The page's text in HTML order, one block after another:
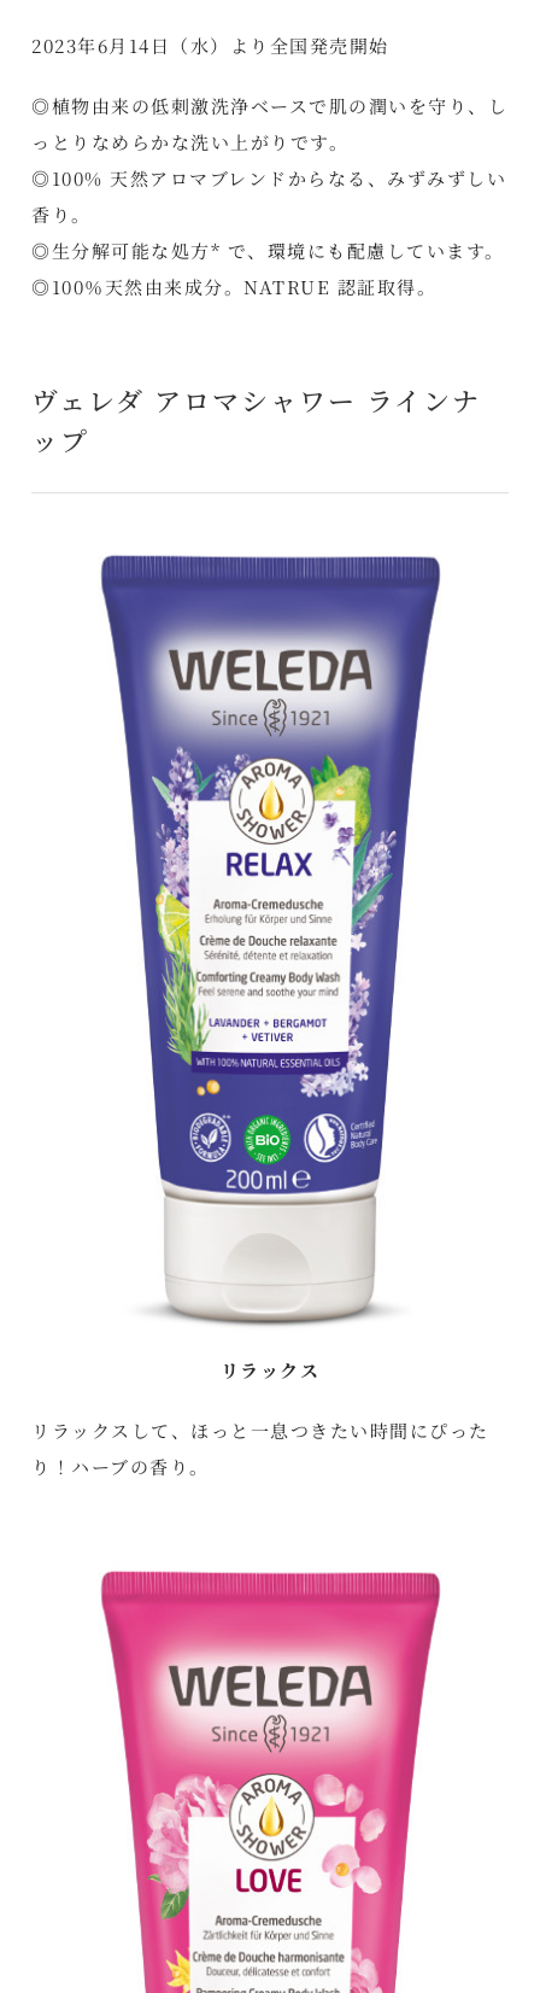
2023年6月14日（水）より全国発売開始
◎植物由来の低刺激洗浄ベースで肌の潤いを守り、し
っとりなめらかな洗い上がりです。
◎100% 天然アロマブレンドからなる、みずみずしい
香り。
◎生分解可能な処方* で、環境にも配慮しています。
◎100％天然由来成分。NATRUE 認証取得。
ヴェレダ アロマシャワー ラインナ
ップ
リラックス
リラックスして、ほっと一息つきたい時間にぴった
り！ハーブの香り。